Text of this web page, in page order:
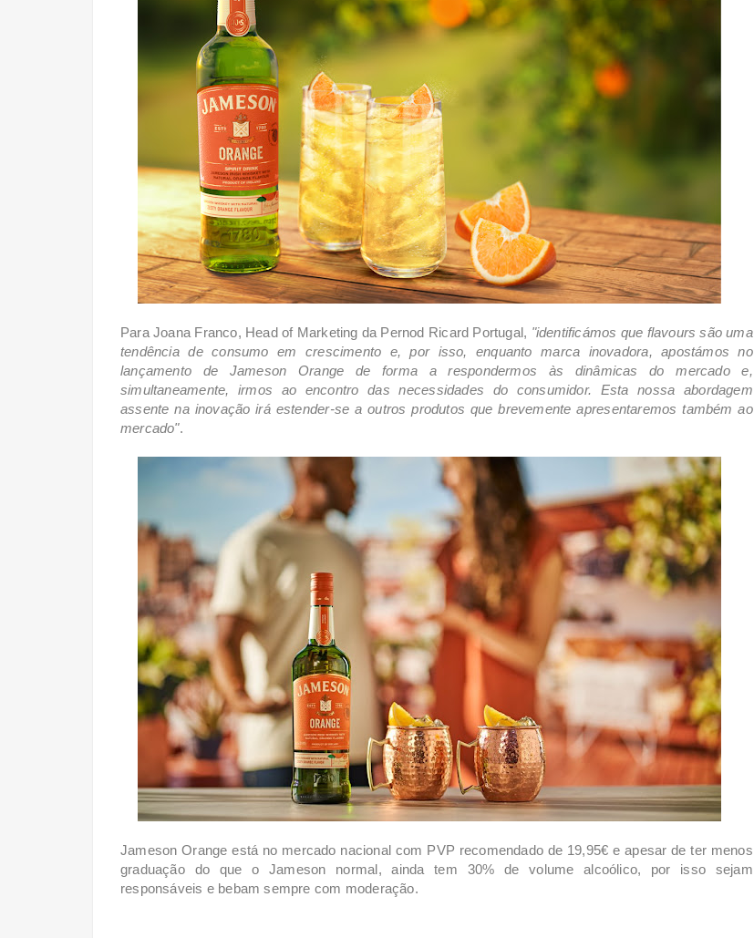
Para Joana Franco, Head of Marketing da Pernod Ricard Portugal, "identificámos que flavours são uma
tendência de consumo em crescimento e, por isso, enquanto marca inovadora, apostámos no
lançamento de Jameson Orange de forma a respondermos às dinâmicas do mercado e,
simultaneamente, irmos ao encontro das necessidades do consumidor. Esta nossa abordagem
assente na inovação irá estender-se a outros produtos que brevemente apresentaremos também ao
mercado".
Jameson Orange está no mercado nacional com PVP recomendado de 19,95€ e apesar de ter menos
graduação do que o Jameson normal, ainda tem 30% de volume alcoólico, por isso sejam
responsáveis e bebam sempre com moderação.